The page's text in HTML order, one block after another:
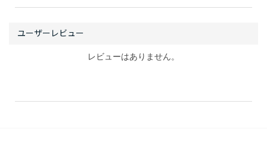
レビューはありません。